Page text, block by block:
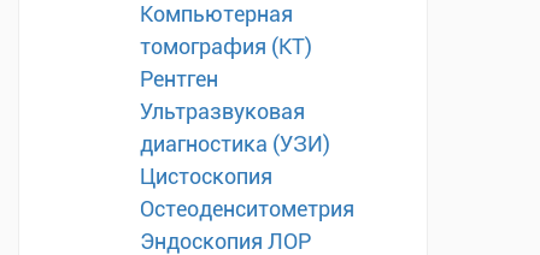
Компьютерная
томография (КТ)
Рентген
Ультразвуковая
диагностика (УЗИ)
Цистоскопия
Остеоденситометрия
Эндоскопия ЛОР